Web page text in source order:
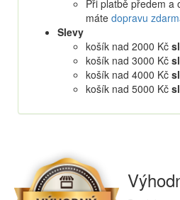
Při platbě předem a
máte dopravu
Slevy
košík nad 2000 Kč
košík nad 3000 Kč
košík nad 4000 Kč
košík nad 5000 Kč